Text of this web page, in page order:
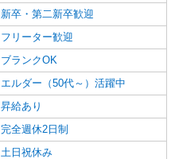
新卒・第二新卒歓迎
フリーター歓迎
ブランクOK
エルダー（50代～）活躍中
昇給あり
完全週休2日制
土日祝休み